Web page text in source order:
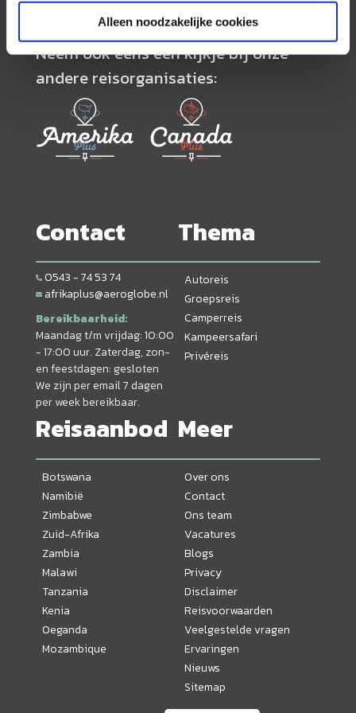
Alleen noodzakelijke cookies
Neem ook eens een kijkje bij onze
andere reisorganisaties:
Contact
0543 - 74 53 74
afrikaplus@aeroglobe.nl
Bereikbaarheid:
Maandag t/m vrijdag: 10:00
- 17:00 uur. Zaterdag, zon-
en feestdagen: gesloten
We zijn per email 7 dagen
per week bereikbaar.
Thema
Autoreis
Groepsreis
Camperreis
Kampeersafari
Privéreis
Reisaanbod
Botswana
Namibië
Zimbabwe
Zuid-Afrika
Zambia
Malawi
Tanzania
Kenia
Oeganda
Mozambique
Meer
Over ons
Contact
Ons team
Vacatures
Blogs
Privacy
Disclaimer
Reisvoorwaarden
Veelgestelde vragen
Ervaringen
Nieuws
Sitemap